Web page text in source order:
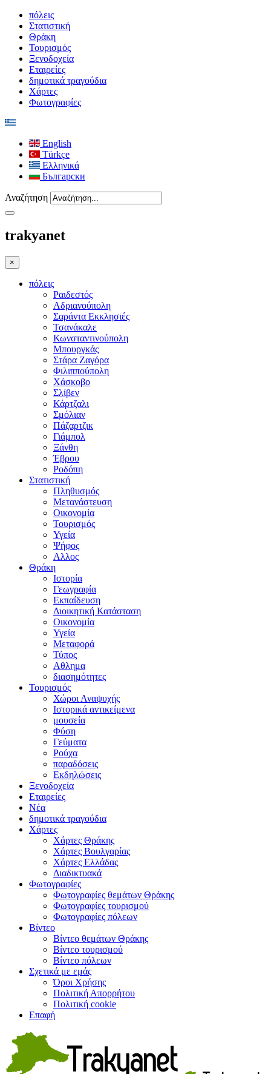
πόλεις
Στατιστική
Θράκη
Τουρισμός
Ξενοδοχεία
Εταιρείες
δημοτικά τραγούδια
Χάρτες
Φωτογραφίες
English
Türkçe
Ελληνικά
Български
Αναζήτηση
trakyanet
×
πόλεις
Ραιδεστός
Αδριανούπολη
Σαράντα Εκκλησιές
Τσανάκαλε
Κωνσταντινούπολη
Μπουργκάς
Στάρα Ζαγόρα
Φιλιππούπολη
Χάσκοβο
Σλίβεν
Κάρτζαλι
Σμόλιαν
Πάζαρτζικ
Γιάμπολ
Ξάνθη
Έβρου
Ροδόπη
Στατιστική
Πληθυσμός
Μετανάστευση
Οικονομία
Τουρισμός
Υγεία
Ψήφος
Αλλος
Θράκη
Ιστορία
Γεωγραφία
Εκπαίδευση
Διοικητική Κατάσταση
Οικονομία
Υγεία
Μεταφορά
Τύπος
Αθλημα
διασημότητες
Τουρισμός
Χώροι Αναψυχής
Ιστορικά αντικείμενα
μουσεία
Φύση
Γεύματα
Ρούχα
παραδόσεις
Εκδηλώσεις
Ξενοδοχεία
Εταιρείες
Νέα
δημοτικά τραγούδια
Χάρτες
Χάρτες Θράκης
Χάρτες Βουλγαρίας
Χάρτες Ελλάδας
Διαδικτυακά
Φωτογραφίες
Φωτογραφίες θεμάτων Θράκης
Φωτογραφίες τουρισμού
Φωτογραφίες πόλεων
Βίντεο
Βίντεο θεμάτων Θράκης
Βίντεο τουρισμού
Βίντεο πόλεων
Σχετικά με εμάς
Όροι Χρήσης
Πολιτική Απορρήτου
Πολιτική cookie
Επαφή